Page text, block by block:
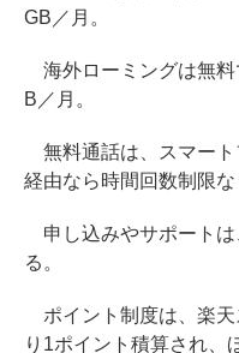
GB／月。
海外ローミングは無料
B／月。
無料通話は、スマート
経由なら時間回数制限な
申し込みやサポートは
る。
ポイント制度は、楽天
り1ポイント積算され、